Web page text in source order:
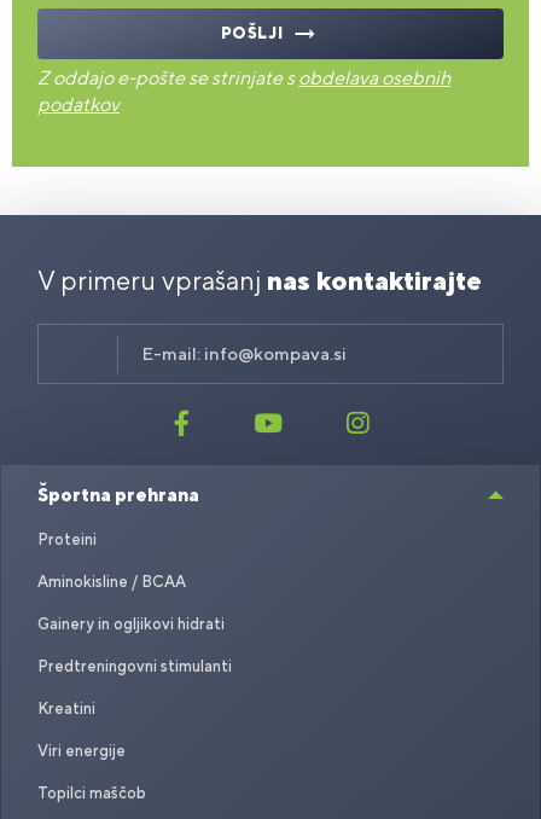
POŠLJI
Z oddajo e-pošte se strinjate sobdelava osebnih
podatkov
V primeru vprašanj nas kontaktirajte
E-mail: info@kompava.si
Športna prehrana
Proteini
Aminokisline / BCAA
Gainery in ogljikovi hidrati
Predtreningovni stimulanti
Kreatini
Viri energije
Topilci maščob